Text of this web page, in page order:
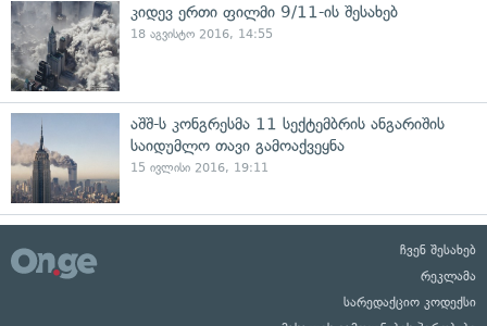
კიდევ ერთი ფილმი 9/11-ის შესახებ
18 აგვისტო 2016, 14:55
აშშ-ს კონგრესმა 11 სექტემბრის ანგარიშის
საიდუმლო თავი გამოაქვეყნა
15 ივლისი 2016, 19:11
ჩვენ შესახებ
რეკლამა
სარედაქციო კოდექსი